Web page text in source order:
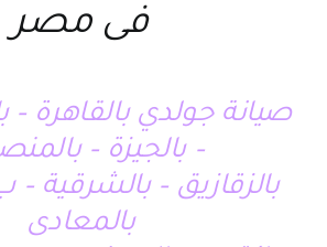
فى مصر
صيانة جولدي بالقاهرة –
– بالجيزة –
بالمعادى